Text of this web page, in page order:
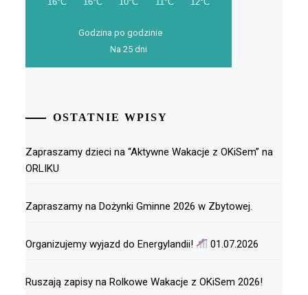
Godzina po godzinie
Na 25 dni
OSTATNIE WPISY
Zapraszamy dzieci na “Aktywne Wakacje z OKiSem” na
ORLIKU
Zapraszamy na Dożynki Gminne 2026 w Zbytowej.
Organizujemy wyjazd do Energylandii! 01.07.2026
Ruszają zapisy na Rolkowe Wakacje z OKiSem 2026!